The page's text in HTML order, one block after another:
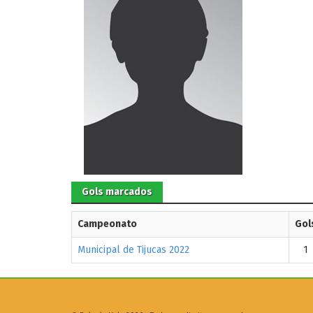
Gols marcados
Campeonato
Municipal de Tijucas 2022 1